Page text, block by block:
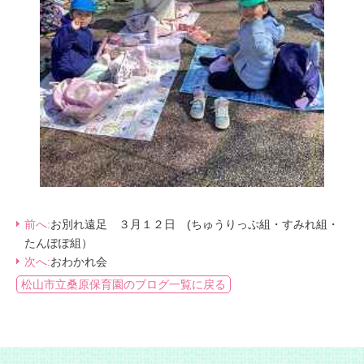
前へ:お別れ遠足 ３月１２日 (ちゅうりっぷ組・すみれ組・
たんぽぽ組）
次へ:おわかれ会
松山市立桑原保育園のブログ一覧に戻る